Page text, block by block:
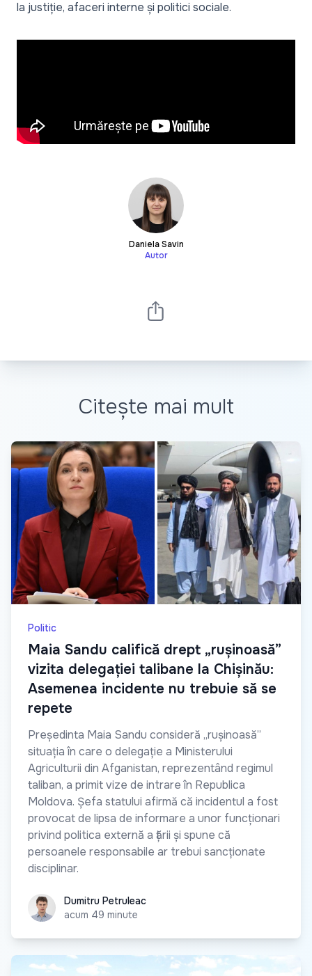
la justiție, afaceri interne și politici sociale.
Daniela Savin
Autor
Citește mai mult
Politic
Maia Sandu califică drept „rușinoasă”
vizita delegației talibane la Chișinău:
Asemenea incidente nu trebuie să se
repete
Președinta Maia Sandu consideră „rușinoasă”
situația în care o delegație a Ministerului
Agriculturii din Afganistan, reprezentând regimul
taliban, a primit vize de intrare în Republica
Moldova. Șefa statului afirmă că incidentul a fost
provocat de lipsa de informare a unor funcționari
privind politica externă a țării și spune că
persoanele responsabile ar trebui sancționate
disciplinar.
Dumitru Petruleac
Dumitru Petruleac
acum 49 minute